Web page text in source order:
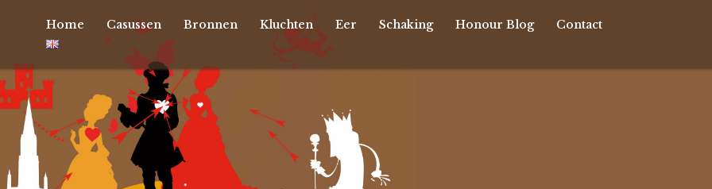
Home Casussen Bronnen Kluchten Eer Schaking Honour Blog Contact